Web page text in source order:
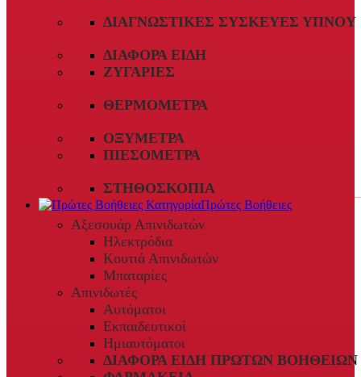
ΔΙΑΓΝΩΣΤΙΚΈΣ ΣΥΣΚΕΥΈΣ ΎΠΝΟΥ
ΔΙΆΦΟΡΑ ΕΊΔΗ
ΖΥΓΑΡΙΈΣ
ΘΕΡΜΌΜΕΤΡΑ
ΟΞΎΜΕΤΡΑ
ΠΙΕΣΌΜΕΤΡΑ
ΣΤΗΘΟΣΚΌΠΙΑ
Πρώτες Βοήθειες
Αξεσουάρ Απινιδωτών
Ηλεκτρόδια
Κουτιά Απινιδωτών
Μπαταρίες
Απινιδωτές
Αυτόματοι
Εκπαιδευτικοί
Ημιαυτόματοι
ΔΙΆΦΟΡΑ ΕΊΔΗ ΠΡΏΤΩΝ ΒΟΗΘΕΙΏΝ